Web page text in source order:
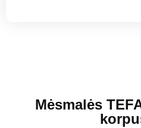
Mėsmalės